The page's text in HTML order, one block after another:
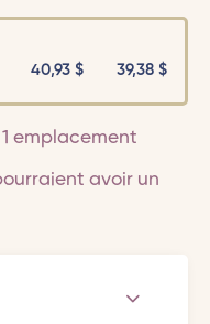
40,93$ 39,38$
1 emplacement
avoir un